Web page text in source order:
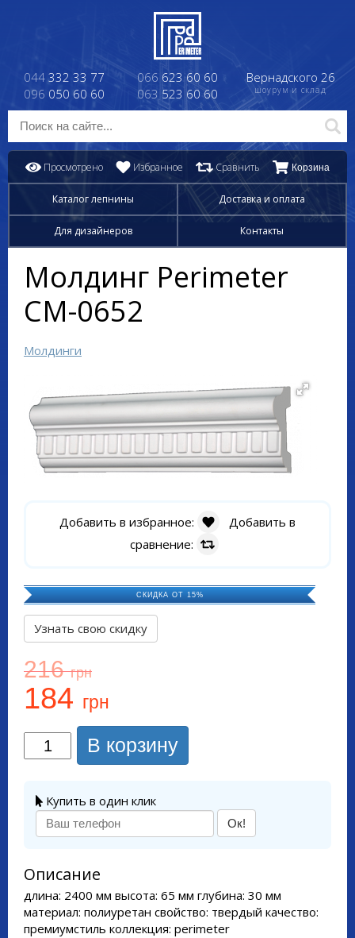
044 332 33 77
096 050 60 60
066 623 60 60
063 523 60 60
Вернадского 26
шоурум и склад
Просмотрено Избранное Сравнить Корзина
Каталог лепнины Доставка и оплата
Для дизайнеров Контакты
Молдинг Perimeter
CM-0652
Молдинги
Добавить в избранное:
Добавить в
сравнение:
СКИДКА ОТ 15%
Узнать свою скидку
216грн
184 грн
В корзину
Купить в один клик
Ок!
Описание
длина: 2400 мм высота: 65 мм глубина: 30 мм
материал: полиуретан свойство: твердый качество:
премиумстиль коллекция: perimeter